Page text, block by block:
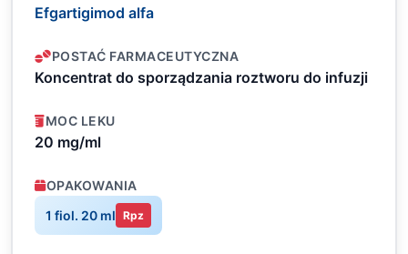
Efgartigimod alfa
POSTAĆ FARMACEUTYCZNA
Koncentrat do sporządzania roztworu do infuzji
MOC LEKU
20 mg/ml
OPAKOWANIA
1 fiol. 20 ml Rpz